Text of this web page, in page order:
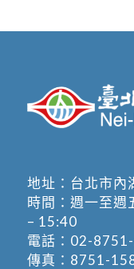
地址： 台北市內
時間：週一至
– 15:40
電話： 02-
傳真：8751-